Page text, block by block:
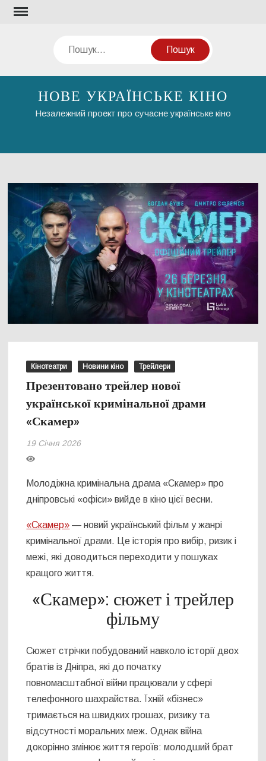
Перейти
Пошук
НОВЕ УКРАЇНСЬКЕ КІНО
Незалежний проект про сучасне українське кіно
Кінотеатри Новини кіно Трейлери
Презентовано трейлер нової
української кримінальної драми
«Скамер»
19 Січня 2026
Молодіжна кримінальна драма «Скамер» про
дніпровські «офіси» вийде в кіно цієї весни.
«Скамер» — новий український фільм у жанрі
кримінальної драми. Це історія про вибір, ризик і
межі, які доводиться переходити у пошуках
кращого життя.
«Скамер»: сюжет і трейлер
фільму
Сюжет стрічки побудований навколо історії двох
братів із Дніпра, які до початку
повномасштабної війни працювали у сфері
телефонного шахрайства. Їхній «бізнес»
тримається на швидких грошах, ризику та
відсутності моральних меж. Однак війна
докорінно змінює життя героїв: молодший брат